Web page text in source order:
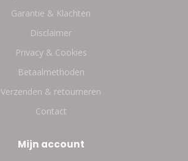
Garantie & Klachten
Disclaimer
Privacy & Cookies
Betaalmethoden
Verzenden & retourneren
Contact
Mijn account